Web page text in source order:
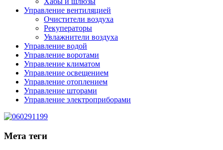
Управление вентиляцией
Очистители воздуха
Рекуператоры
Увлажнители воздуха
Управление водой
Управление воротами
Управление климатом
Управление освещением
Управление отоплением
Управление шторами
Управление электроприборами
Мета теги